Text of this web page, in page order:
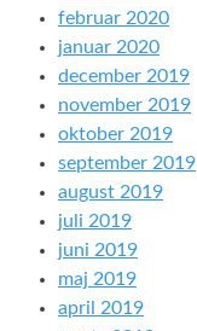
februar 2020
januar 2020
december 2019
november 2019
oktober 2019
september 2019
august 2019
juli 2019
juni 2019
maj 2019
april 2019